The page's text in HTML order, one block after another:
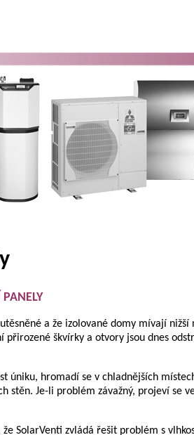
a že izolované domy mívají
škvírky a otvory jsou dnes
úniku, hromadí se v chladnějších
stěn. Je-li problém závažný, projeví se
že SolarVenti zvládá řešit problém s